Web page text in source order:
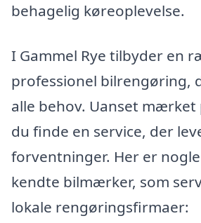
behagelig køreoplevelse.
I Gammel Rye tilbyder en
professionel bilrengøring,
alle behov. Uanset mærket
du finde en service, der
forventninger. Her er
kendte bilmærker, som
lokale rengøringsfirmaer: